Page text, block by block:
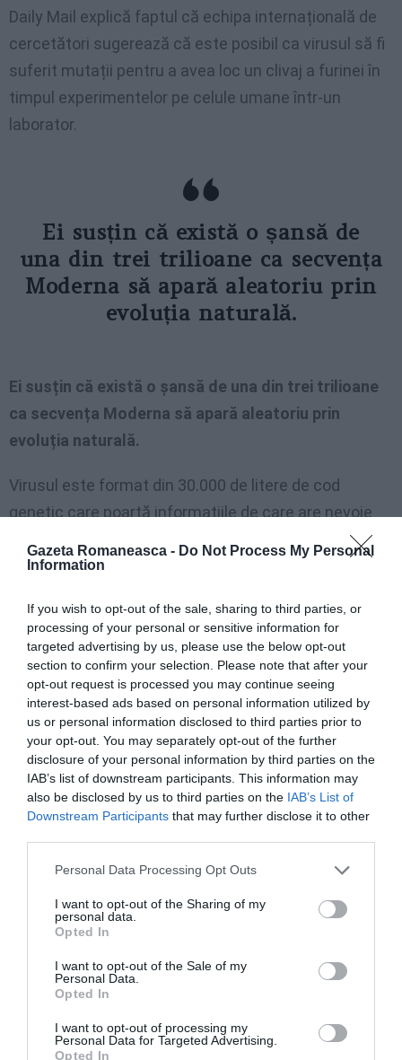
Gazeta Romaneasca - Do Not Process My Personal
Information
If you wish to opt-out of the sale, sharing to third parties, or
processing of your personal or sensitive information for
targeted advertising by us, please use the below opt-out
section to confirm your selection. Please note that after your
opt-out request is processed you may continue seeing
interest-based ads based on personal information utilized by
us or personal information disclosed to third parties prior to
your opt-out. You may separately opt-out of the further
disclosure of your personal information by third parties on the
IAB’s list of downstream participants. This information may
also be disclosed by us to third parties on the IAB’s List of
Downstream Participants that may further disclose it to other
Personal Data Processing Opt Outs
I want to opt-out of the Sharing of my
personal data.
Opted In
I want to opt-out of the Sale of my
Personal Data.
Opted In
I want to opt-out of processing my
Personal Data for Targeted Advertising.
Opted In
Daily Mail explică faptul că echipa internațională de
cercetători sugerează că este posibil ca virusul să fi
suferit mutații pentru a avea loc un clivaj a furinei în
timpul experimentelor pe celule umane într-un
laborator.
Ei susțin că există o șansă de
una din trei trilioane ca secvența
Moderna să apară aleatoriu prin
evoluția naturală.
Ei susțin că există o șansă de una din trei trilioane
ca secvența Moderna să apară aleatoriu prin
evoluția naturală.
Virusul este format din 30.000 de litere de cod
genetic care poartă informațiile de care are nevoie
pentru a se răspândi, cunoscute sub numele de
nucleotide.
Este singurul coronavirus de acest tip care poartă 12
litere unice care permit ca proteinele sale să fie
activate de o enzimă comună numită furină,
permițându-i să se răspândească ușor între celulele
umane.
Analiza genomului original Covid a constatat că
virusul împărtășește o secvență specifică de 19
litere cu o secțiune genetică deținută de Moderna.
Procurorii italieni au dovezi că virusul exista în Italia
evitate”
Brevet depus în 2016
După cum explică Daily Mail, compania farmaceutică
cu sediul în SUA a depus brevetul în februarie 2016,